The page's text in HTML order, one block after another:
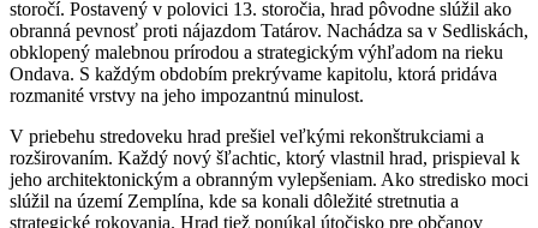
storočí. Postavený v polovici 13. storočia, hrad pôvodne slúžil ako
obranná pevnosť proti nájazdom Tatárov. Nachádza sa v Sedliskách,
obklopený malebnou prírodou a strategickým výhľadom na rieku
Ondava. S každým obdobím prekrývame kapitolu, ktorá pridáva
rozmanité vrstvy na jeho impozantnú minulost.
V priebehu stredoveku hrad prešiel veľkými rekonštrukciami a
rozširovaním. Každý nový šľachtic, ktorý vlastnil hrad, prispieval k
jeho architektonickým a obranným vylepšeniam. Ako stredisko moci
slúžil na území Zemplína, kde sa konali dôležité stretnutia a
strategické rokovania. Hrad tiež ponúkal útočisko pre občanov